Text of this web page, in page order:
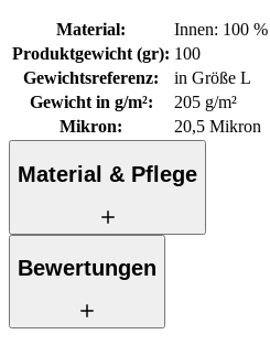
Material:
Innen: 100
Produktgewicht (gr): 100
Gewichtsreferenz:
in Größe L
Gewicht in g/m²:
205 g/m²
Mikron: 20,5 Mikron
Material & Pflege
Bewertungen